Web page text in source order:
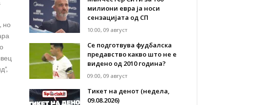
но
милиони евра ја носи
сензацијата од СП
10:00, 09 август
Се подготвува фудбалска
предавство какво што не е
видено од 2010 година?
09:00, 09 август
Тикет на денот (недела,
09.08.2026)